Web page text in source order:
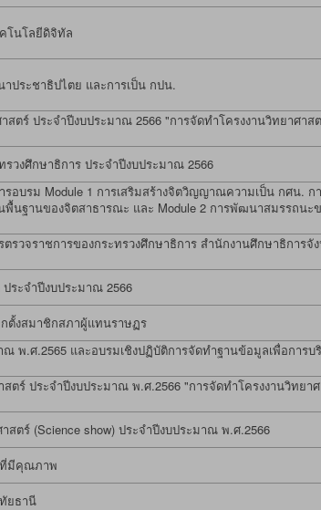
โนโลยีดิจิทัล
ประชาธิปไตย และการเป็น กปน.
ตร์ ประจำปีงบประมาณ 2566 "การจัดทำโครงงานวิทยาศาส
วงศึกษาธิการ ประจำปีงบประมาณ 2566
บรม Module 1 การเสริมสร้างจิตวิญญาณความเป็น กศน. ก
นฐานของจิตสาธารณะ และ Module 2 การพัฒนาสมรรถนะ
วจราชการของกระทรวงศึกษาธิการ สำนักงานศึกษาธิการจั
ระจำปีงบประมาณ 2566
ตั้งสมาชิกสภาผู้แทนราษฏร
พ.ศ.2565 และอบรมเชิงปฏิบัติการจัดทำฐานข้อมูลเพื่อการบ
ตร์ ประจำปีงบประมาณ พ.ศ.2566 "การจัดทำโครงงานวิทยา
ตร์ (Science show) ประจำปีงบประมาณ พ.ศ.2566
ที่มีคุณภาพ
ยธานี